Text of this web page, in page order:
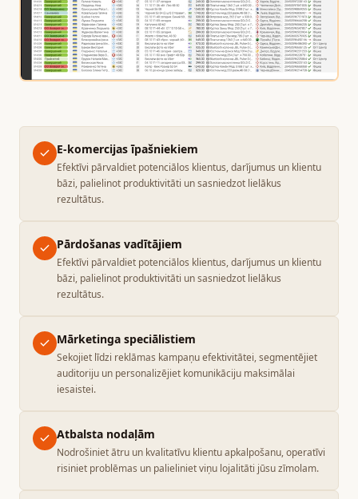
E-komercijas īpašniekiem
Efektīvi pārvaldiet potenciālos klientus, darījumus un klientu
bāzi, palielinot produktivitāti un sasniedzot lielākus
rezultātus.
Pārdošanas vadītājiem
Efektīvi pārvaldiet potenciālos klientus, darījumus un klientu
bāzi, palielinot produktivitāti un sasniedzot lielākus
rezultātus.
Mārketinga speciālistiem
Sekojiet līdzi reklāmas kampaņu efektivitātei, segmentējiet
auditoriju un personalizējiet komunikāciju maksimālai
iesaistei.
Atbalsta nodaļām
Nodrošiniet ātru un kvalitatīvu klientu apkalpošanu, operatīvi
risiniet problēmas un palieliniet viņu lojalitāti jūsu zīmolam.